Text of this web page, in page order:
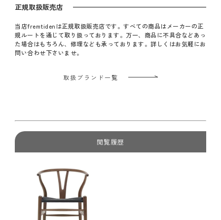
正規取扱販売店
当店fremtidenは正規取扱販売店です。すべての商品はメーカーの正
規ルートを通じて取り扱っております。万一、商品に不具合などあっ
た場合はもちろん、修理なども承っております。詳しくはお気軽にお
問い合わせ下さいませ。
取扱ブランド一覧
閲覧履歴